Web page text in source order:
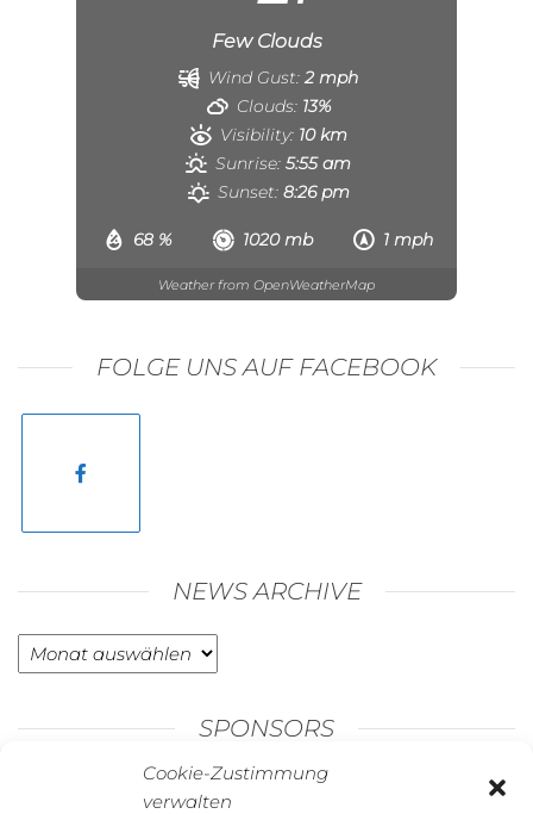
Cookie-Zustimmung
verwalten
Few Clouds
68 % 1020 mb 1 mph
Wind Gust: 2 mph
Clouds: 13%
Visibility: 10 km
Sunrise: 5:55 am
Sunset: 8:26 pm
Weather from OpenWeatherMap
FOLGE UNS AUF FACEBOOK
NEWS ARCHIVE
SPONSORS